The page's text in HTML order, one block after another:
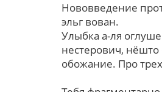
Нововведение
эльг вован.
Улыбка а-ля
нестерович,
обожание. Про